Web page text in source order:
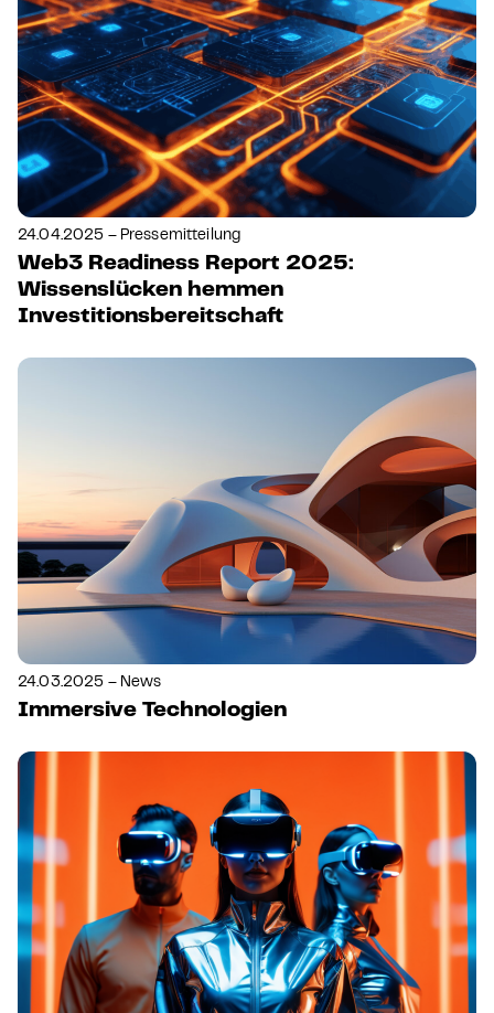
24.04.2025 – Pressemitteilung
Web3 Readiness Report 2025:
Wissenslücken hemmen
Investitionsbereitschaft
24.03.2025 – News
Immersive Technologien